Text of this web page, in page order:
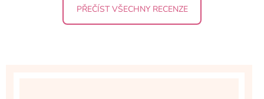
PŘEČÍST VŠECHNY RECENZE